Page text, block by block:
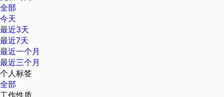
全部
今天
最近3天
最近7天
最近一个月
最近三个月
个人标签
全部